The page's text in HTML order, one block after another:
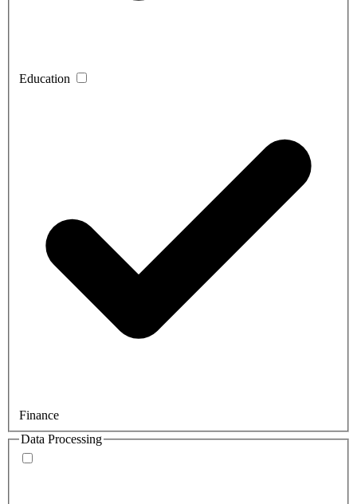
Education
Finance
Data Processing